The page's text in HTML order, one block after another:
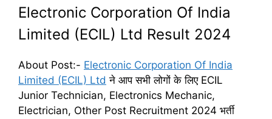
Electronic Corporation Of India
Limited (ECIL) Ltd Result 2024
About Post:- Electronic Corporation Of India
Limited (ECIL) Ltd ने आप सभी लोगों के लिए ECIL
Junior Technician, Electronics Mechanic,
Electrician, Other Post Recruitment 2024 भर्ती